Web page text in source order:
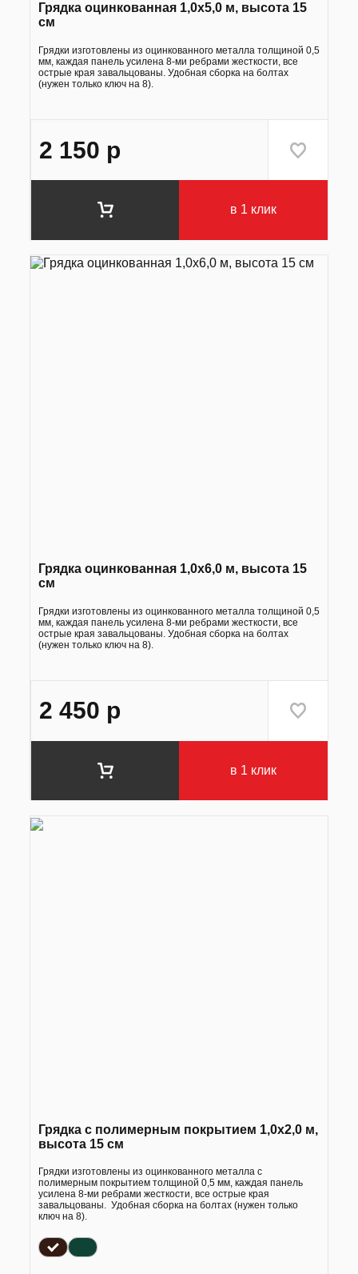
Грядка оцинкованная 1,0х5,0 м, высота 15
см
Грядки изготовлены из оцинкованного металла толщиной 0,5
мм, каждая панель усилена 8-ми ребрами жесткости, все
острые края завальцованы. Удобная сборка на болтах
(нужен только ключ на 8).
2 150 р
в 1 клик
Грядка оцинкованная 1,0х6,0 м, высота 15
см
Грядки изготовлены из оцинкованного металла толщиной 0,5
мм, каждая панель усилена 8-ми ребрами жесткости, все
острые края завальцованы. Удобная сборка на болтах
(нужен только ключ на 8).
2 450 р
в 1 клик
Грядка с полимерным покрытием 1,0х2,0 м,
высота 15 см
Грядки изготовлены из оцинкованного металла с
полимерным покрытием толщиной 0,5 мм, каждая панель
усилена 8-ми ребрами жесткости, все острые края
завальцованы. Удобная сборка на болтах (нужен только
ключ на 8).